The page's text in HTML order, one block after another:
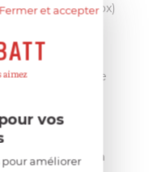
aluminium/inox)
et grill
« Origine France
d’entretien
Fermer et accepter
vos
pour améliorer